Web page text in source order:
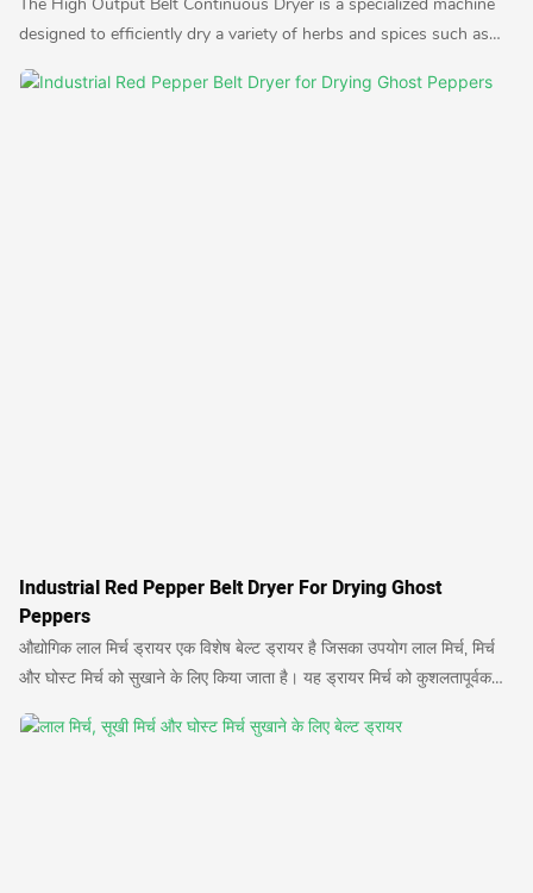
designed to efficiently dry a variety of herbs and spices such as
cloves, ginger, cinnamon, and lemongrass. It utilizes a continuous
belt system to ensure uniform drying and high productivity
Industrial Red Pepper Belt Dryer For Drying Ghost
Peppers
औद्योगिक लाल मिर्च ड्रायर एक विशेष बेल्ट ड्रायर है जिसका उपयोग लाल मिर्च, मिर्च
और घोस्ट मिर्च को सुखाने के लिए किया जाता है। यह ड्रायर मिर्च को कुशलतापूर्वक
और एकसमान रूप से सुखाने को सुनिश्चित करता है, जिसके परिणामस्वरूप विभिन्न पाक
उपयोगों के लिए उपयुक्त उच्च गुणवत्ता वाले सूखे उत्पाद प्राप्त होते हैं